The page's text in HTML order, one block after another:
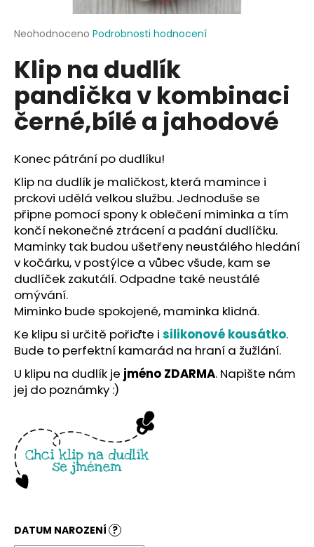
Průměrné
produktu
je
5
hvězdiček.
Neohodnoceno Podrobnosti hodnocení
Klip na dudlík
pandička v kombinaci
černé,bílé a jahodové
Konec pátrání po dudlíku!
Klip na dudlík je maličkost, která mamince i
prckovi udělá velkou službu. Jednoduše se
připne pomocí spony k oblečení miminka a tím
končí nekonečné ztrácení a padání dudlíčku.
Maminky tak budou ušetřeny neustálého hledání
v kočárku, v postýlce a vůbec všude, kam se
dudlíček zakutálí. Odpadne také neustálé
omývání.
Miminko bude spokojené, maminka klidná.
Ke klipu si určitě pořiďte i silikonové kousátko.
Bude to perfektní kamarád na hraní a žužlání.
U klipu na dudlík je jméno ZDARMA. Napište nám
jej do poznámky :)
DATUM NAROZENÍ ?
j
t
?
HLEDAT
D
o
p
o
r
u
č
u
j
m
e